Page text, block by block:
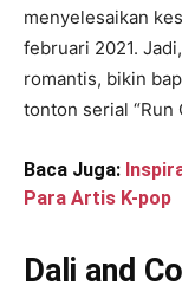
menyelesaikan
februari 2021.
romantis, bikin
tonton serial “Run
Baca Juga:
Para Artis K-pop
Dali and